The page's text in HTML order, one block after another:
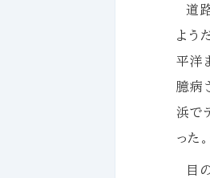
道
よう
平洋
臆病
浜で
った
目